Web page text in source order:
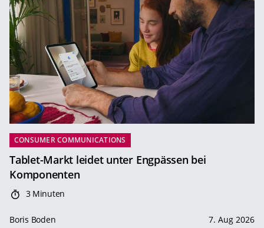
CONSUMER COMMUNICATIONS
Tablet-Markt leidet unter Engpässen bei
Komponenten
3 Minuten
Boris Boden 7. Aug 2026